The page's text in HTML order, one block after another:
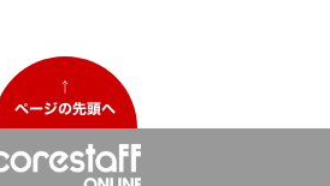
↑
ページの先頭へ